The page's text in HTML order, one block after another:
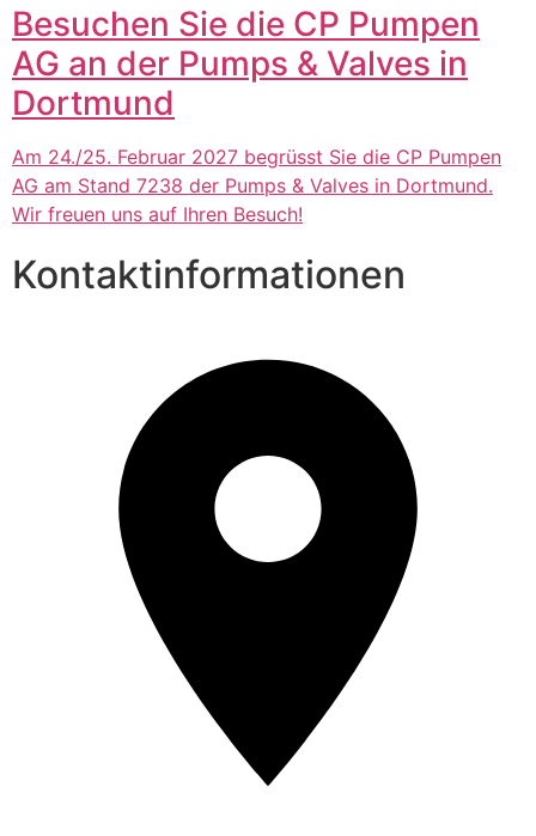
Besuchen Sie die CP Pumpen
AG an der Pumps & Valves in
Dortmund
Am 24./25. Februar 2027 begrüsst Sie die CP Pumpen
AG am Stand 7238 der Pumps & Valves in Dortmund.
Wir freuen uns auf Ihren Besuch!
Kontaktinformationen